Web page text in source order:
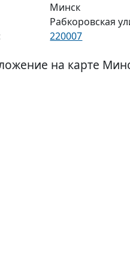
Минск
Рабкоровская
220007
на карте